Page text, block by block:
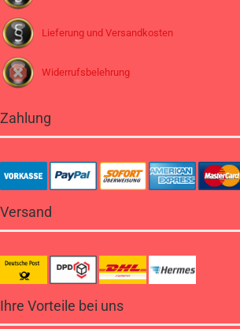
Lieferung und Versandkosten
Widerrufsbelehrung
Zahlung
Versand
Ihre Vorteile bei uns